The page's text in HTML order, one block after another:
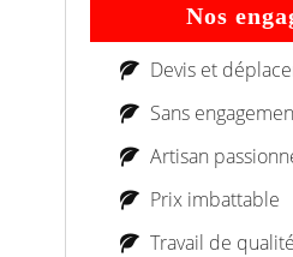
Nos
Devis et
Sans
Artisan
Prix imbattable
Travail de qualité